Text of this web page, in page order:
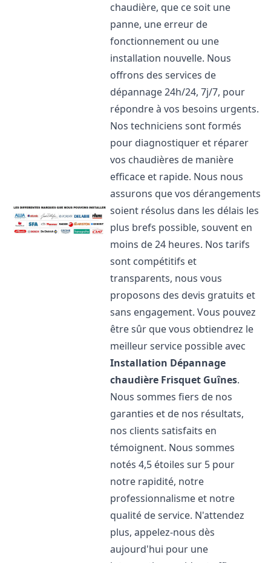
chaudière, que ce soit une
panne, une erreur de
fonctionnement ou une
installation nouvelle. Nous
offrons des services de
dépannage 24h/24, 7j/7, pour
répondre à vos besoins urgents.
Nos techniciens sont formés
pour diagnostiquer et réparer
vos chaudières de manière
efficace et rapide. Nous nous
assurons que vos dérangements
soient résolus dans les délais les
plus brefs possible, souvent en
moins de 24 heures. Nos tarifs
sont compétitifs et
transparents, nous vous
proposons des devis gratuits et
sans engagement. Vous pouvez
être sûr que vous obtiendrez le
meilleur service possible avec
Installation Dépannage
chaudière Frisquet Guînes.
Nous sommes fiers de nos
garanties et de nos résultats,
nos clients satisfaits en
témoignent. Nous sommes
notés 4,5 étoiles sur 5 pour
notre rapidité, notre
professionnalisme et notre
qualité de service. N'attendez
plus, appelez-nous dès
aujourd'hui pour une